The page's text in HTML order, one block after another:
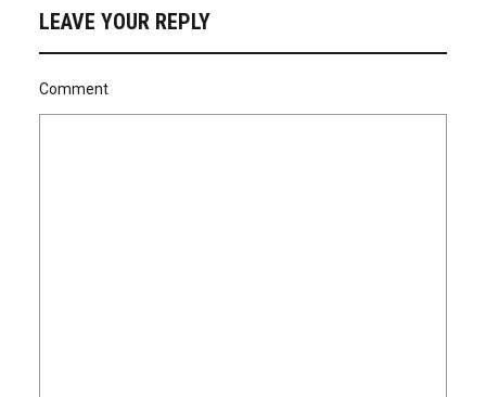
LEAVE YOUR REPLY
Comment